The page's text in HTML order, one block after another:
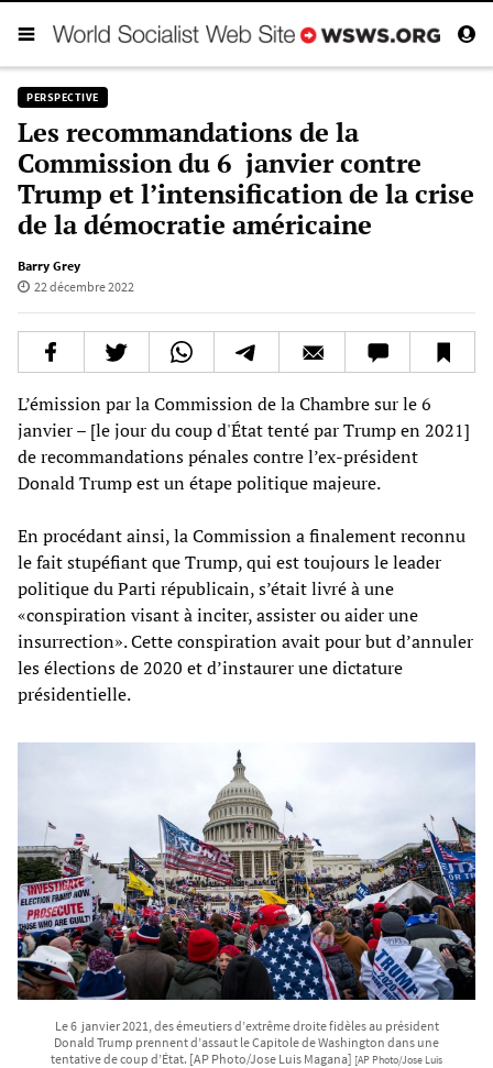
PERSPECTIVE
Les recommandations de la
Commission du 6 janvier contre
Trump et l’intensification de la crise
de la démocratie américaine
Barry Grey
22 décembre 2022
L’émission par la Commission de la Chambre sur le 6
janvier – [le jour du coup d'État tenté par Trump en 2021]
de recommandations pénales contre l’ex-président
Donald Trump est un étape politique majeure.
En procédant ainsi, la Commission a finalement reconnu
le fait stupéfiant que Trump, qui est toujours le leader
politique du Parti républicain, s’était livré à une
«conspiration visant à inciter, assister ou aider une
insurrection». Cette conspiration avait pour but d’annuler
les élections de 2020 et d’instaurer une dictature
présidentielle.
Le 6 janvier 2021, des émeutiers d’extrême droite fidèles au président
Donald Trump prennent d’assaut le Capitole de Washington dans une
tentative de coup d’État. [AP Photo/Jose Luis Magana] [AP Photo/Jose Luis